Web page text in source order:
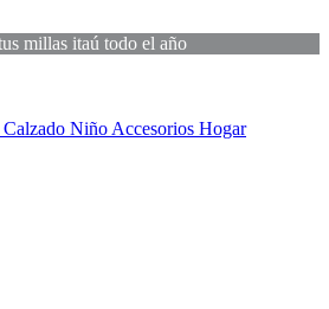
millas itaú todo el año
Calzado Niño Accesorios Hogar